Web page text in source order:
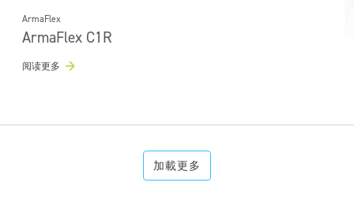
ArmaFlex
ArmaFlex C1R
阅读更多
加載更多